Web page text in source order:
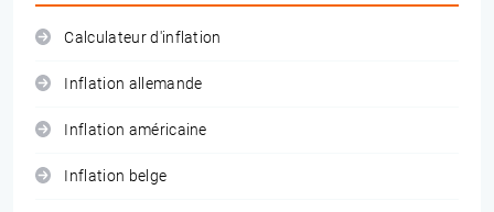
Calculateur d'inflation
Inflation allemande
Inflation américaine
Inflation belge